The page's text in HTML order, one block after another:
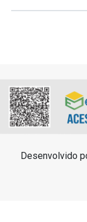
Desenvolvido